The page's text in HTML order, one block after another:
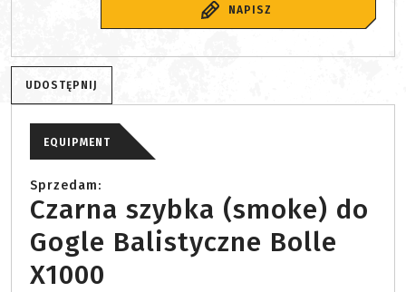
NAPISZ
UDOSTĘPNIJ
EQUIPMENT
Sprzedam:
Czarna szybka (smoke) do
Gogle Balistyczne Bolle
X1000